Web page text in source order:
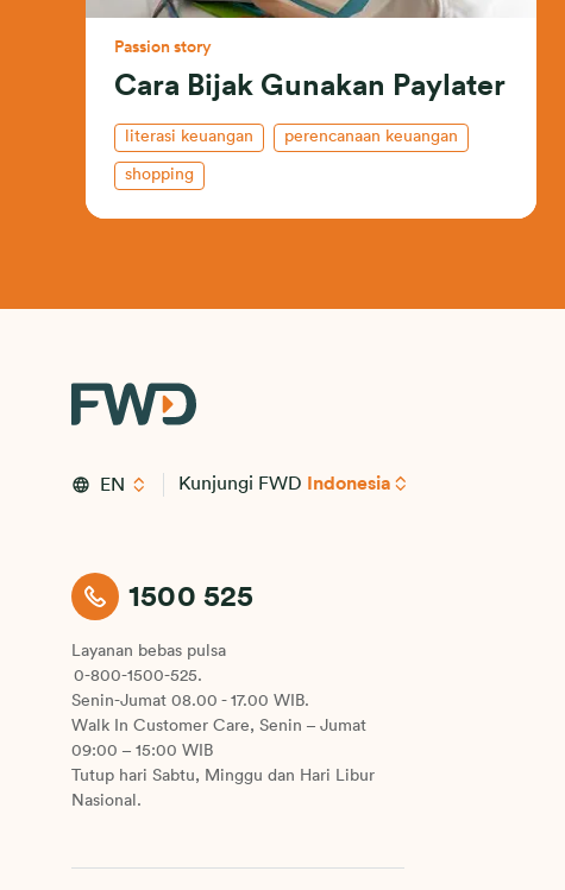
Passion story
Cara Bijak Gunakan Paylater
literasi keuangan perencanaan keuangan
shopping
EN Kunjungi FWD Indonesia
1500 525
Layanan bebas pulsa
0-800-1500-525.
Senin-Jumat 08.00 - 17.00 WIB.
Walk In Customer Care, Senin – Jumat
09:00 – 15:00 WIB
Tutup hari Sabtu, Minggu dan Hari Libur
Nasional.